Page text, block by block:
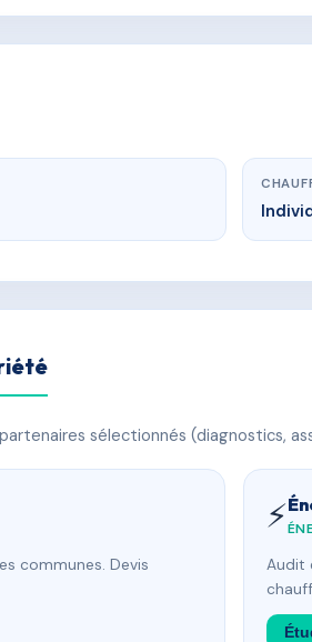
sélectionnés (diagnostics,
communes. Devis
⚡
Audit